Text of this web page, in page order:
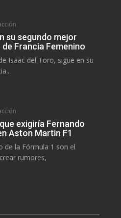
su segundo mejor
Francia Femenino
Isaac del Toro, sigue en su
exigiría Fernando
Aston Martin F1
de la Fórmula 1 son el
rumores,